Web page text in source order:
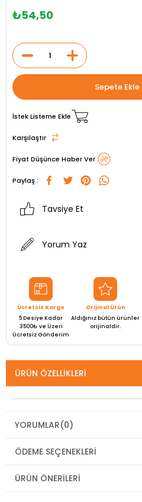
₺54,50
İstek Listeme Ekle
Karşılaştır
Fiyat Düşünce Haber Ver
Paylaş :
Tavsiye Et
Yorum Yaz
Ücretsiz Kargo
5 Desiye Kadar
3500₺ ve Üzeri
Ücretsiz Gönderim
Orijinal Ürün
Aldığınız bütün ürünler
orijinaldir.
ÜRÜN ÖZELLIKLERI
YORUMLAR(0)
ÖDEME SEÇENEKLERI
ÜRÜN ÖNERILERI